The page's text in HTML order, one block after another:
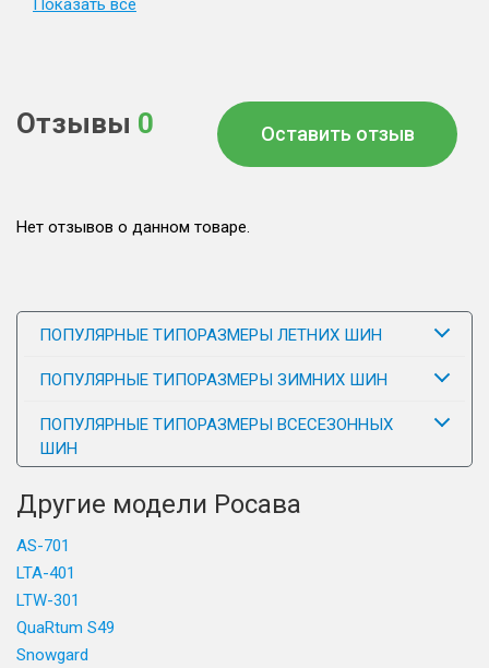
Показать все
Отзывы 0 Оставить отзыв
Нет отзывов о данном товаре.
ПОПУЛЯРНЫЕ ТИПОРАЗМЕРЫ ЛЕТНИХ ШИН
ПОПУЛЯРНЫЕ ТИПОРАЗМЕРЫ ЗИМНИХ ШИН
ПОПУЛЯРНЫЕ ТИПОРАЗМЕРЫ ВСЕСЕЗОННЫХ
ШИН
Другие модели Росава
AS-701
LTA-401
LTW-301
QuaRtum S49
Snowgard